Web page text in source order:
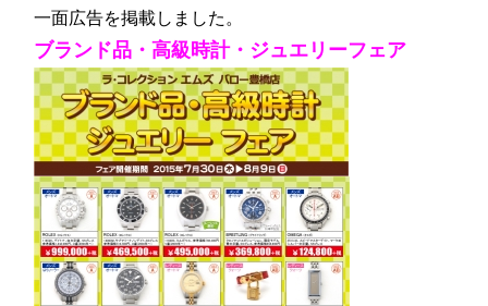
一面広告を掲載しました。
ブランド品・高級時計・ジュエリーフェア